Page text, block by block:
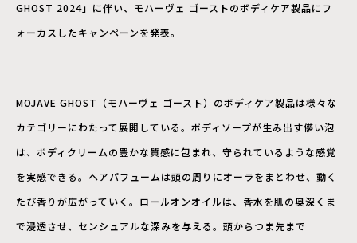
GHOST 2024」に伴い、モハーヴェ ゴーストのボディケア製品にフ
ォーカスしたキャンペーンを発表。
MOJAVE GHOST（モハーヴェ ゴースト）のボディケア製品は様々な
カテゴリーにわたって展開している。ボディソープが生み出す儚い泡
は、ボディクリームの豊かな質感に包まれ、守られているような感覚
を実感できる。ヘアパフュームは頭の周りにオーラをまとわせ、動く
たび香りが広がっていく。ロールオンオイルは、香水を肌の奥深くま
で浸透させ、センシュアルな深みを与える。頭からつま先まで